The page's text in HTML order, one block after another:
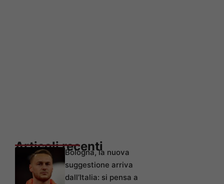
Articoli recenti
Bologna, la nuova
suggestione arriva
dall’Italia: si pensa a